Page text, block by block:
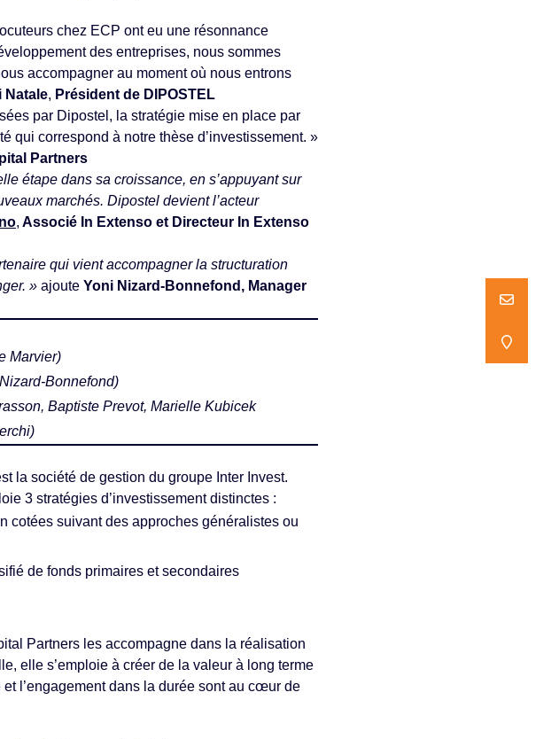
NOUS
NOUS
chez ECP ont eu une résonnance
des entreprises, nous sommes
accompagner au moment où nous entrons
Natale, Président de DIPOSTEL
par Dipostel, la stratégie mise en place par
qui correspond à notre thèse d’investissement. »
Partners
étape dans sa croissance, en s’appuyant sur
marchés. Dipostel devient l’acteur
, Associé In Extenso et Directeur In Extenso
qui vient accompagner la structuration
» ajoute Yoni Nizard-Bonnefond, Manager
Marvier)
Bonnefond)
Baptiste Prevot, Marielle Kubicek
la société de gestion du groupe Inter Invest.
3 stratégies d’investissement distinctes :
cotées suivant des approches généralistes ou
de fonds primaires et secondaires
Partners les accompagne dans la réalisation
elle s’emploie à créer de la valeur à long terme
l’engagement dans la durée sont au cœur de
NOUS
NOUS